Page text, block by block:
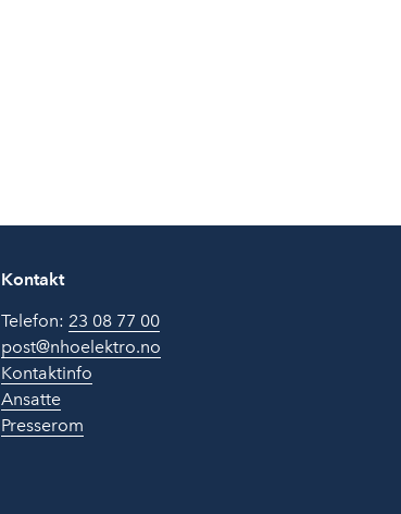
Kontakt
Telefon: 23 08 77 00
post@nhoelektro.no
Kontaktinfo
Ansatte
Presserom